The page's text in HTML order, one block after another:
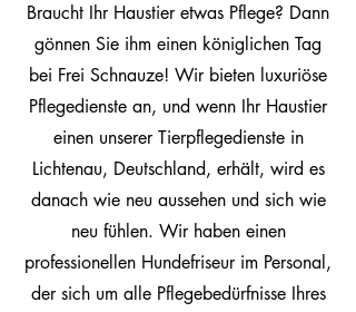
Braucht Ihr Haustier etwas Pflege? Dann
gönnen Sie ihm einen königlichen Tag
bei Frei Schnauze! Wir bieten luxuriöse
Pflegedienste an, und wenn Ihr Haustier
einen unserer Tierpflegedienste in
Lichtenau, Deutschland, erhält, wird es
danach wie neu aussehen und sich wie
neu fühlen. Wir haben einen
professionellen Hundefriseur im Personal,
der sich um alle Pflegebedürfnisse Ihres